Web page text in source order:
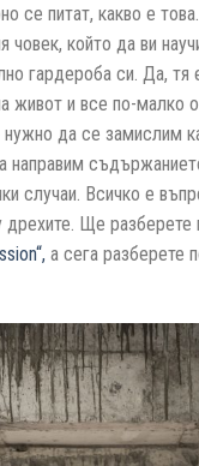
се питат, какво е
човек, който да ви
гардероба си. Да, тя
живот и все по-малко
да се замислим
направим
случаи. Всичко е
Ще разберете
а сега разберете